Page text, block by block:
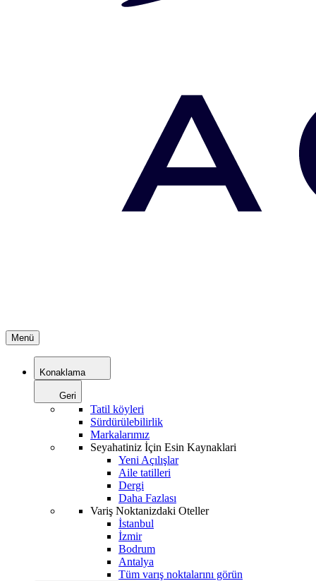
Menü
Konaklama
Geri
Tatil köyleri
Sürdürülebilirlik
Markalarımız
Seyahatiniz İçin Esin Kaynaklari
Yeni Açılışlar
Aile tatilleri
Dergi
Daha Fazlası
Variş Noktanizdaki Oteller
İstanbul
İzmir
Bodrum
Antalya
Tüm varış noktalarını görün